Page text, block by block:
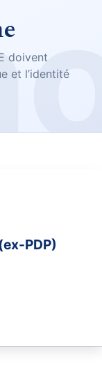
doivent
et l’identité
PDP)